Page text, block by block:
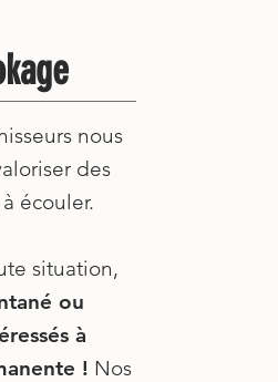
nous
des
écouler.
situation,
ou
à
! Nos